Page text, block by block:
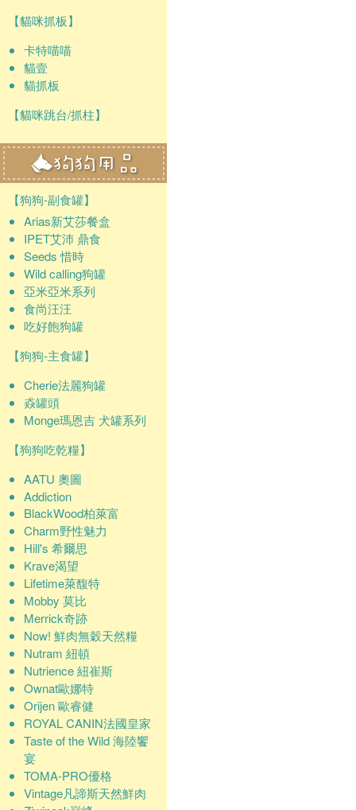
【貓咪抓板】
卡特喵喵
貓壹
貓抓板
【貓咪跳台/抓柱】
【狗狗-副食罐】
Arias新艾莎餐盒
IPET艾沛 鼎食
Seeds 惜時
Wild calling狗罐
亞米亞米系列
食尚汪汪
吃好飽狗罐
【狗狗-主食罐】
Cherie法麗狗罐
猋罐頭
Monge瑪恩吉 犬罐系列
【狗狗吃乾糧】
AATU 奧圖
Addiction
BlackWood柏萊富
Charm野性魅力
Hill's 希爾思
Krave渴望
Lifetime萊馥特
Mobby 莫比
Merrick奇跡
Now! 鮮肉無穀天然糧
Nutram 紐頓
Nutrience 紐崔斯
Ownat歐娜特
Orijen 歐睿健
ROYAL CANIN法國皇家
Taste of the Wild 海陸饗
宴
TOMA-PRO優格
Vintage凡諦斯天然鮮肉